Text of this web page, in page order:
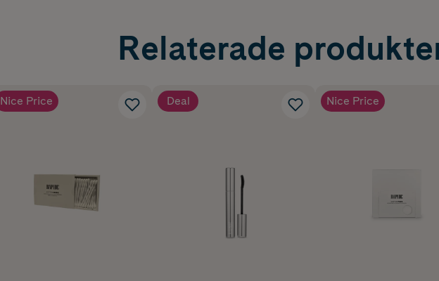
Relaterade
Nice Price Deal Nice Price